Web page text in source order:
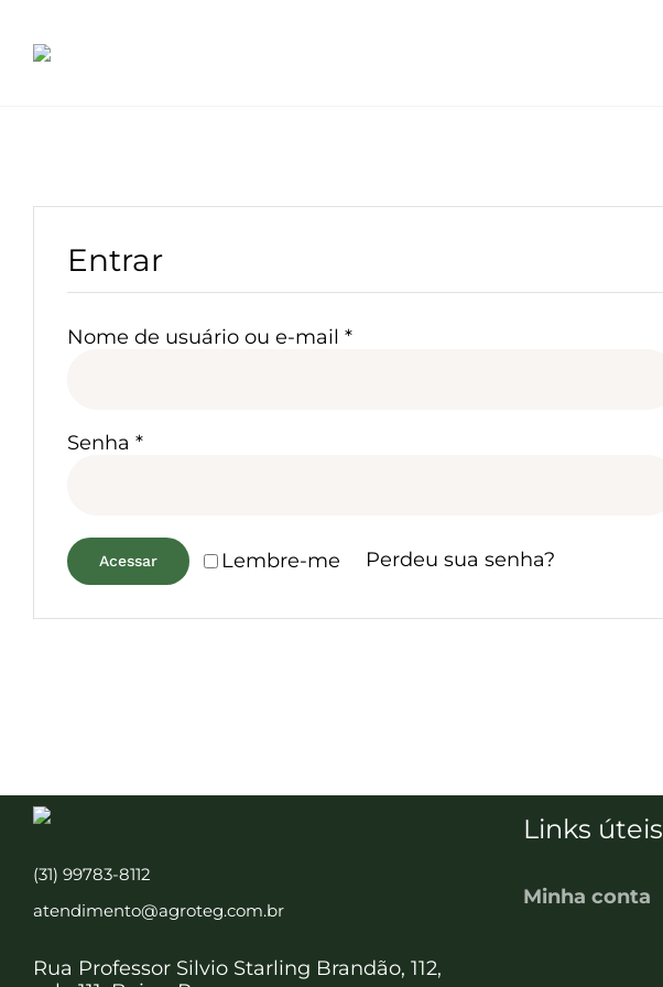
Entrar
Nome de usuário ou e-mail *Obrigatório
Senha *Obrigatório
Lembre-me
Acessar Perdeu sua senha?
(31) 99783-8112
atendimento@agroteg.com.br
Rua Professor Silvio Starling Brandão, 112,
Links úteis
Minha conta